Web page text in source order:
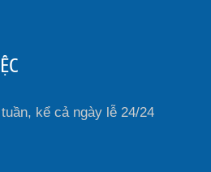
kể cả ngày lễ 24/24